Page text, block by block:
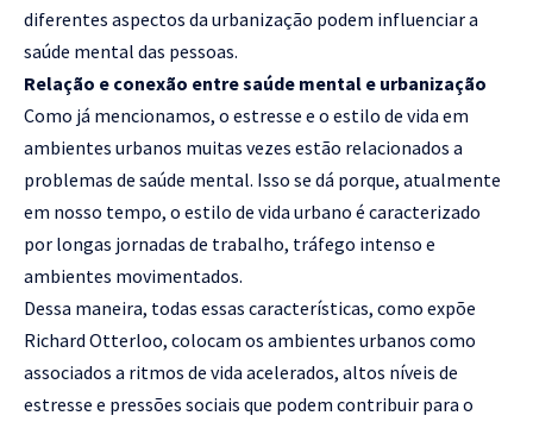
diferentes aspectos da urbanização podem influenciar a
saúde mental das pessoas.
Relação e conexão entre saúde mental e urbanização
Como já mencionamos, o estresse e o estilo de vida em
ambientes urbanos muitas vezes estão relacionados a
problemas de saúde mental. Isso se dá porque, atualmente
em nosso tempo, o estilo de vida urbano é caracterizado
por longas jornadas de trabalho, tráfego intenso e
ambientes movimentados.
Dessa maneira, todas essas características, como expõe
Richard Otterloo, colocam os ambientes urbanos como
associados a ritmos de vida acelerados, altos níveis de
estresse e pressões sociais que podem contribuir para o